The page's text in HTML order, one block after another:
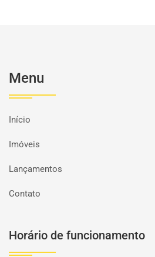
Menu
Início
Imóveis
Lançamentos
Contato
Horário de funcionamento